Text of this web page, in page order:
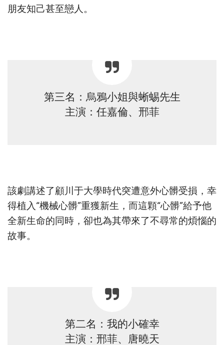
朋友知己甚至戀人。
第三名：烏鴉小姐與蜥蜴先生
主演：任嘉倫、邢菲
該劇講述了顧川于大學時代突遭意外心髒受損，幸
得植入“機械心髒”重獲新生，而這顆“心髒”給予他
全新生命的同時，卻也為其帶來了不尋常的煩惱的
故事。
第二名：我的小確幸
主演：邢菲、唐曉天